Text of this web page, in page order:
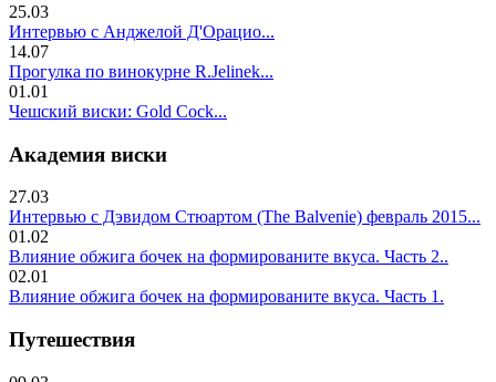
25.03
Интервью с Анджелой Д'Орацио...
14.07
Прогулка по винокурне R.Jelinek...
01.01
Чешский виски: Gold Cock...
Академия виски
27.03
Интервью с Дэвидом Стюартом (The Balvenie) февраль 2015...
01.02
Влияние обжига бочек на формированите вкуса. Часть 2..
02.01
Влияние обжига бочек на формированите вкуса. Часть 1.
Путешествия